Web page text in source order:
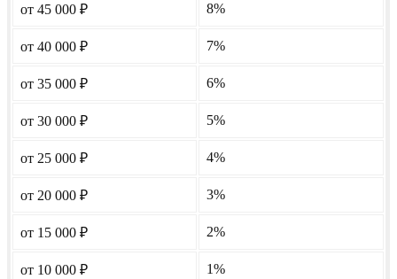
от 45 000 ₽ 8%
от 40 000 ₽ 7%
от 35 000 ₽ 6%
от 30 000 ₽ 5%
от 25 000 ₽ 4%
от 20 000 ₽ 3%
от 15 000 ₽ 2%
от 10 000 ₽ 1%